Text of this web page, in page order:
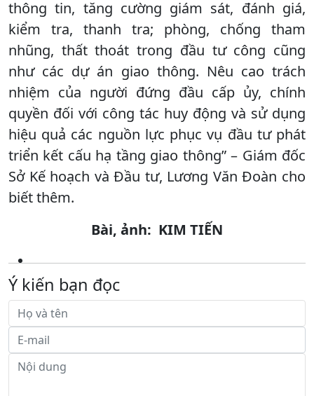
thông tin, tăng cường giám sát, đánh giá,
kiểm tra, thanh tra; phòng, chống tham
nhũng, thất thoát trong đầu tư công cũng
như các dự án giao thông. Nêu cao trách
nhiệm của người đứng đầu cấp ủy, chính
quyền đối với công tác huy động và sử dụng
hiệu quả các nguồn lực phục vụ đầu tư phát
triển kết cấu hạ tầng giao thông” – Giám đốc
Sở Kế hoạch và Đầu tư, Lương Văn Đoàn cho
biết thêm.
Bài, ảnh: KIM TIẾN
Ý kiến bạn đọc